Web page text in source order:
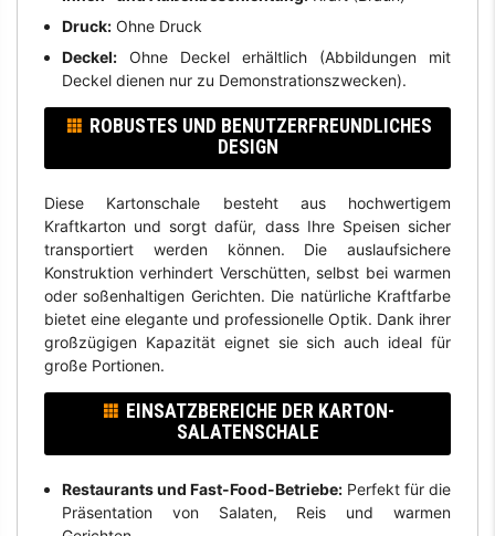
Druck:Ohne Druck
Deckel:Ohne Deckel erhältlich (Abbildungen mit
Deckel dienen nur zu Demonstrationszwecken).
ROBUSTES UND BENUTZERFREUNDLICHES
DESIGN
Diese Kartonschale besteht aus hochwertigem
Kraftkarton und sorgt dafür, dass Ihre Speisen sicher
transportiert werden können. Die auslaufsichere
Konstruktion verhindert Verschütten, selbst bei warmen
oder soßenhaltigen Gerichten. Die natürliche Kraftfarbe
bietet eine elegante und professionelle Optik. Dank ihrer
großzügigen Kapazität eignet sie sich auch ideal für
große Portionen.
EINSATZBEREICHE DER KARTON-
SALATENSCHALE
Restaurants und Fast-Food-Betriebe: Perfekt für die
Präsentation von Salaten, Reis und warmen